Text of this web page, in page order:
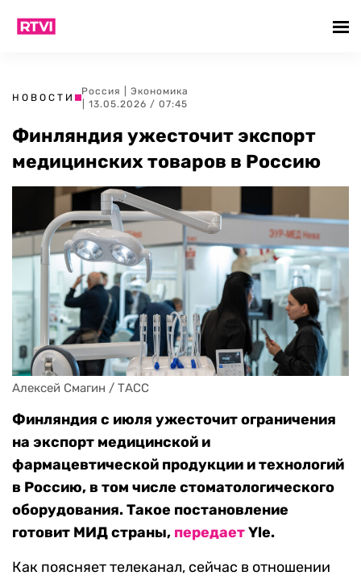
НОВОСТИ
Россия
Экономика
| 13.05.2026 / 07:45
Финляндия ужесточит экспорт
медицинских товаров в Россию
Алексей Смагин / ТАСС
Финляндия с июля ужесточит ограничения
на экспорт медицинской и
фармацевтической продукции и технологий
в Россию, в том числе стоматологического
оборудования. Такое постановление
готовит МИД страны, передаетYle.
Как поясняет телеканал, сейчас в отношении